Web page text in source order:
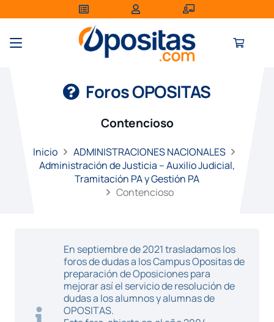
Foros OPOSITAS
Contencioso
Inicio
ADMINISTRACIONES NACIONALES
Administración de Justicia – Auxilio Judicial,
Tramitación PA y Gestión PA
Contencioso
En septiembre de 2021 trasladamos los
foros de dudas a los Campus Opositas de
preparación de Oposiciones para
mejorar así el servicio de resolución de
dudas a los alumnos y alumnas de
OPOSITAS.